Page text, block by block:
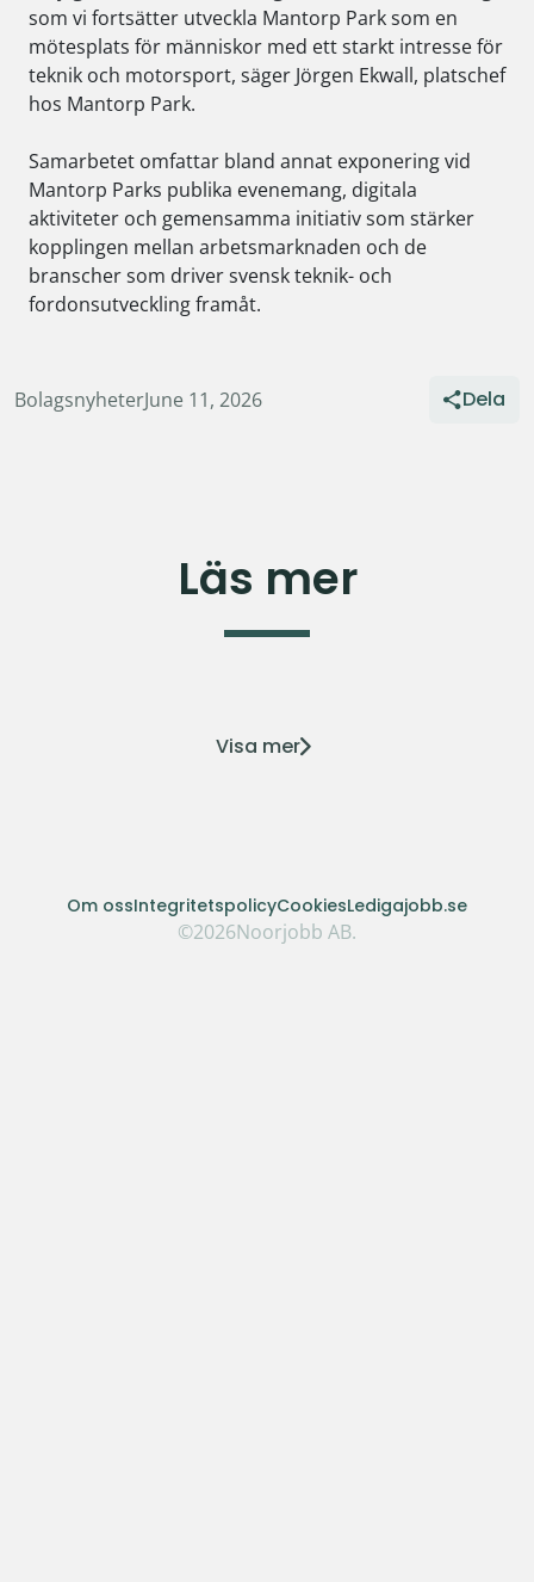
som vi fortsätter utveckla Mantorp Park som en
mötesplats för människor med ett starkt intresse för
teknik och motorsport, säger Jörgen Ekwall, platschef
hos Mantorp Park.
Samarbetet omfattar bland annat exponering vid
Mantorp Parks publika evenemang, digitala
aktiviteter och gemensamma initiativ som stärker
kopplingen mellan arbetsmarknaden och de
branscher som driver svensk teknik- och
fordonsutveckling framåt.
BolagsnyheterJune 11, 2026 Dela
Läs mer
Visa mer
©2026Noorjobb AB.
Om ossIntegritetspolicyCookiesLedigajobb.se